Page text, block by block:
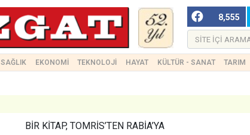
8,555
SAĞLIK EKONOMİ TEKNOLOJİ HAYAT KÜLTÜR - SANAT TARIM
BİR KİTAP, TOMRİS’TEN RABİA’YA